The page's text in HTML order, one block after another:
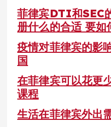
菲律宾DTI和SEC
册什么的合适 要如
疫情对菲律宾的影
国
在菲律宾可以花更
课程
生活在菲律宾外出